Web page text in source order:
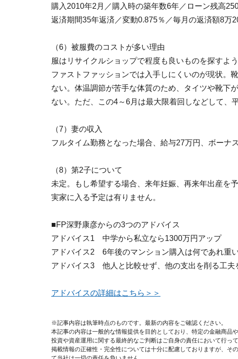
購入2010年2月／購入時の築年数6年／ローン残高
返済期間35年返済／変動0.875％／毎月の返済額8万
（6）被服費のコストが多い理由
服はリサイクルショップで程度も良いものを探すよ
ファストファッションでは入手しにくいのが現状。
ない。体温調節が苦手な体質のため、タイツや靴下
ない。ただ、この4～6月は最大限着回しなどして、
（7）妻の収入
フルタイム勤務となった場合、給与27万円、ボーナ
（8）第2子について
未定。もし希望する場合、来年妊娠、再来年出産を
実家に入る予定は有りません。
■FP深野康彦からの3つのアドバイス
アドバイス1 中学から私立なら1300万円アップ
アドバイス2 6年後のマンション購入は何であれ重
アドバイス3 他人と比較せず、他の支出を削る工夫
アドバイスの詳細はこちら＞＞
※記事内容は執筆時点のものです。最新の内容をご確認ください。
本記事の内容は一般的な情報提供を目的としており、特定の金融商品
投資や資産運用に関する最終的なご判断はご自身の責任において行って
掲載情報の正確性・完全性については十分に配慮しておりますが、